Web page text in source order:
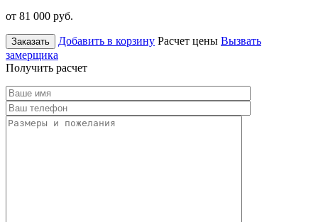
от 81 000 руб.
Заказать Добавить в корзину Расчет цены Вызвать
замерщика
Получить расчет